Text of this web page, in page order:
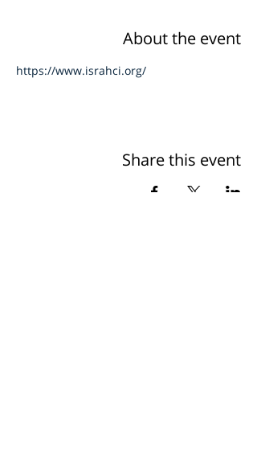
About the event
https://www.israhci.org/
Share this event